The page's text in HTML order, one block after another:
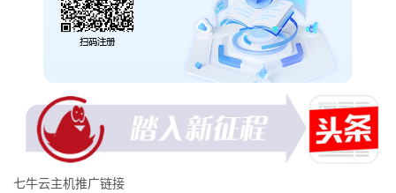
七牛云主机推广链接